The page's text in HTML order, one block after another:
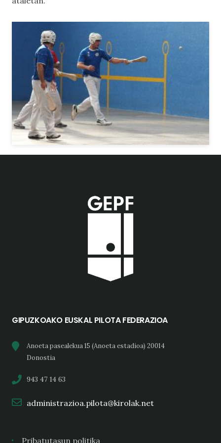
GIPUZKOAKO EUSKAL PILOTA FEDERAZIOA
Anoeta pasealekua 15 (Anoeta estadioa) 20014
Donostia
943 47 14 63
administrazioa.pilota@kirolak.net
Pribatutasun politika